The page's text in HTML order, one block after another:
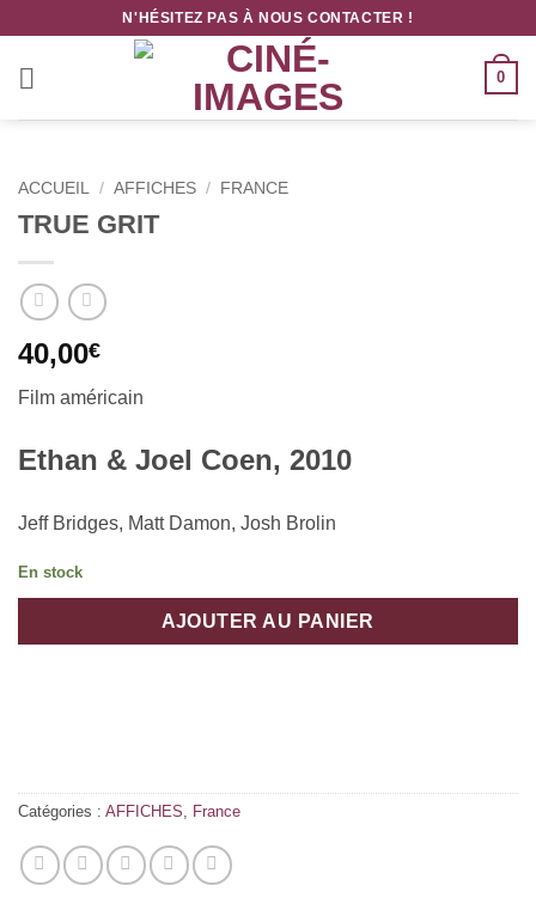
contenu
N'HÉSITEZ PAS À NOUS CONTACTER !
0
ACCUEIL / AFFICHES / FRANCE
TRUE GRIT
40,00€
Film américain
Ethan & Joel Coen, 2010
Jeff Bridges, Matt Damon, Josh Brolin
En stock
AJOUTER AU PANIER
Catégories : AFFICHES, France